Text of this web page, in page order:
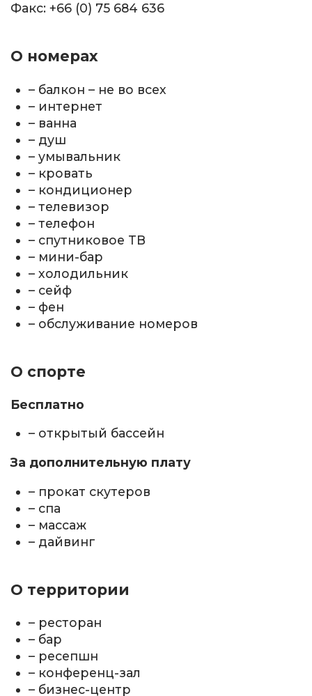
Факс: +66 (0) 75 684 636
О номерах
– балкон – не во всех
– интернет
– ванна
– душ
– умывальник
– кровать
– кондиционер
– телевизор
– телефон
– спутниковое ТВ
– мини-бар
– холодильник
– сейф
– фен
– обслуживание номеров
О спорте
Бесплатно
– открытый бассейн
За дополнительную плату
– прокат скутеров
– спа
– массаж
– дайвинг
О территории
– ресторан
– бар
– ресепшн
– конференц-зал
– бизнес-центр